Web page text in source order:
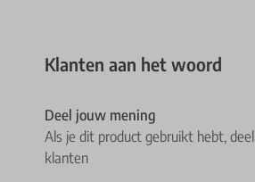
Klanten aan het woord
Deel jouw mening
Als je dit product gebruikt hebt,
klanten